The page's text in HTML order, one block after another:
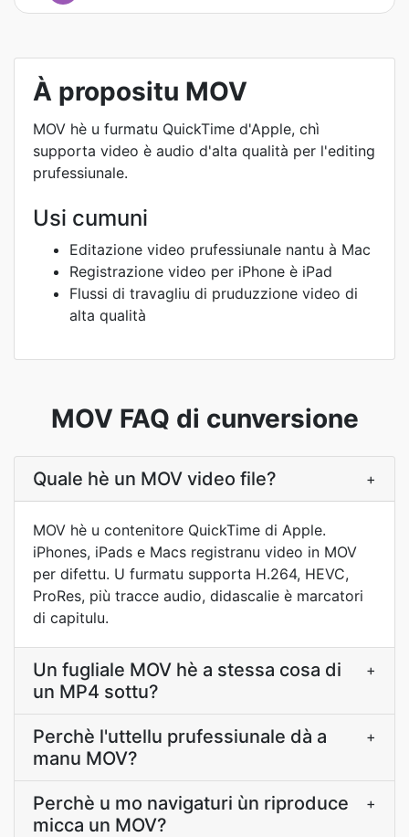
À propositu MOV
MOV hè u furmatu QuickTime d'Apple, chì
supporta video è audio d'alta qualità per l'editing
prufessiunale.
Usi cumuni
Editazione video prufessiunale nantu à Mac
Registrazione video per iPhone è iPad
Flussi di travagliu di pruduzzione video di
alta qualità
MOV FAQ di cunversione
Quale hè un MOV video file? +
MOV hè u contenitore QuickTime di Apple.
iPhones, iPads e Macs registranu video in MOV
per difettu. U furmatu supporta H.264, HEVC,
ProRes, più tracce audio, didascalie è marcatori
di capitulu.
Un fugliale MOV hè a stessa cosa di
un MP4 sottu?
+
Perchè l'uttellu prufessiunale dà a
manu MOV?
+
Perchè u mo navigaturi ùn riproduce
micca un MOV?
+